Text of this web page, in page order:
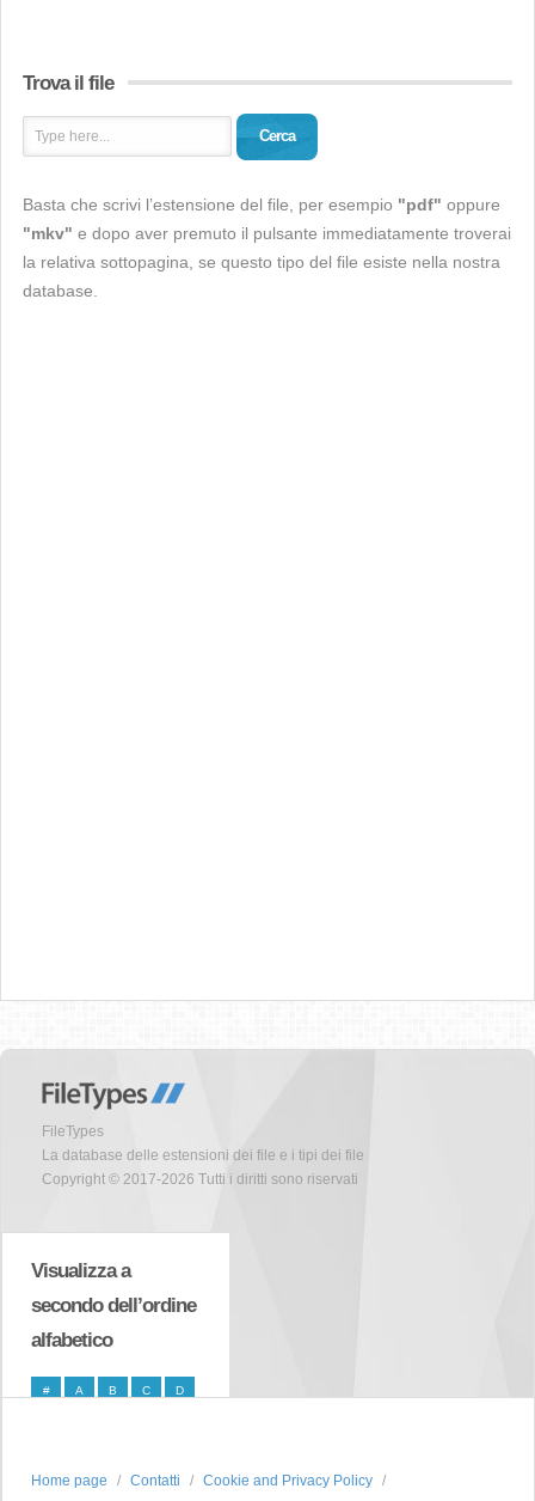
Trova il file
Cerca
Basta che scrivi l’estensione del file, per esempio "pdf" oppure
"mkv" e dopo aver premuto il pulsante immediatamente troverai
la relativa sottopagina, se questo tipo del file esiste nella nostra
database.
FileTypes
La database delle estensioni dei file e i tipi dei file
Copyright © 2017-2026 Tutti i diritti sono riservati
Visualizza a
secondo dell’ordine
alfabetico
# A B C D
Home page Contatti Cookie and Privacy Policy